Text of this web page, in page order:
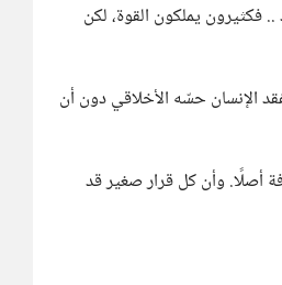
فكثيرون يملكون القوة، لكن
الإنسان حسّه الأخلاقي دون أن
أصلًا. وأن كل قرار صغير قد